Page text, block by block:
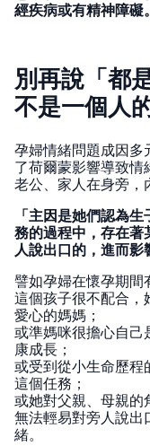
經疾病或有精神障礙。
別再說「都
不是一個人
孕婦情緒問題成因多
了荷爾蒙影響導致
老公、家人在身旁，
「主因是她們認為
務的過程中，存在著
人說出口的，進而影
譬如孕婦在懷孕期間
這個孩子很不配合，
愛心的媽媽；
或準媽咪很擔心自己
康成長；
或受到從小生命歷程
這個任務；
或她對父親、母親的
無法輕易對旁人說出
緒。